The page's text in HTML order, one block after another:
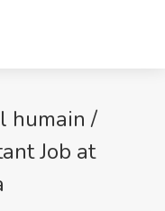
humain /
Job at